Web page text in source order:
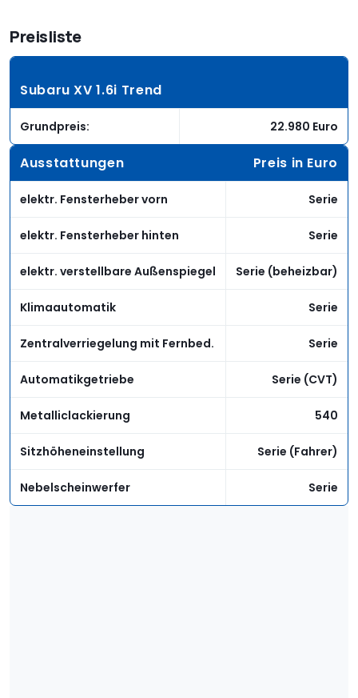
Preisliste
Subaru XV 1.6i Trend
Grundpreis: 22.980 Euro
Ausstattungen Preis in Euro
elektr. Fensterheber vorn Serie
elektr. Fensterheber hinten Serie
elektr. verstellbare Außenspiegel Serie (beheizbar)
Klimaautomatik Serie
Zentralverriegelung mit Fernbed. Serie
Automatikgetriebe Serie (CVT)
Metalliclackierung 540
Sitzhöheneinstellung Serie (Fahrer)
Nebelscheinwerfer Serie